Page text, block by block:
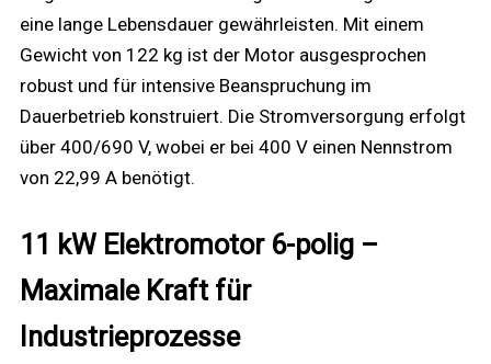
eine lange Lebensdauer gewährleisten. Mit einem
Gewicht von 122 kg ist der Motor ausgesprochen
robust und für intensive Beanspruchung im
Dauerbetrieb konstruiert. Die Stromversorgung erfolgt
über 400/690 V, wobei er bei 400 V einen Nennstrom
von 22,99 A benötigt.
11 kW Elektromotor 6-polig –
Maximale Kraft für
Industrieprozesse